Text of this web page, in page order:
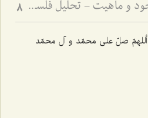
تبیین کیفیت ارتباط وجود و ماهیت - تحلیل فلسفی نحوه حمل وجود بر ماهیت و رفع شبهات 8
أللهمّ صلّ علی محمّد و آل محمّد